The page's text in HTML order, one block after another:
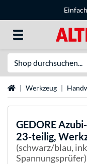
StartseiteWerkzeug
GEDORE
23-teilig,
(schwarz/blau,
Spannungsprüfer)